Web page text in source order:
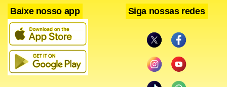
A reação romanista foi rápida e o gol do empate saiu
quatro minutos depois. Na cobrança do escanteio,
Manolas subiu sozinho e parou em Buffon. Em seguida, De
Rossi finalizou, viu o goleiro da Velha Senhora fazer outra
Baixe nosso app Siga nossas redes